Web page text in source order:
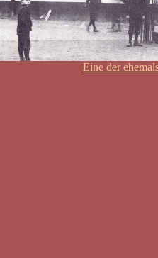
Eine der